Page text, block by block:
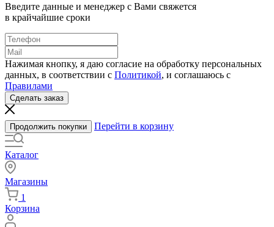
Введите данные и менеджер с Вами свяжется
в крайчайшие сроки
Нажимая кнопку, я даю согласие на обработку персональных
данных, в соответствии с Политикой, и соглашаюсь с
Правилами
Сделать заказ
Продолжить покупки Перейти в корзину
Каталог
Магазины
1
Корзина